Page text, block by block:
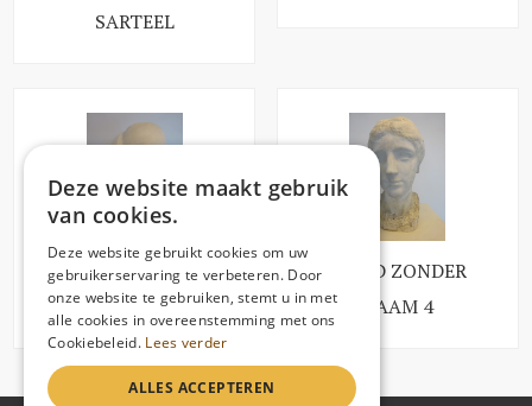
SARTEEL
BEELD ZONDER
NAAM 2
BEELD ZONDER
NAAM 4
Deze website maakt gebruik
van cookies.
Deze website gebruikt cookies om uw
gebruikerservaring te verbeteren. Door
onze website te gebruiken, stemt u in met
alle cookies in overeenstemming met ons
Cookiebeleid. Lees verder
ALLES ACCEPTEREN